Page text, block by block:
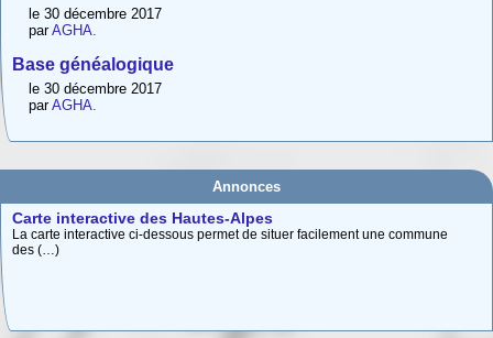
le 30 décembre 2017
parAGHA.
Base généalogique
le 30 décembre 2017
parAGHA.
Annonces
Adhésion 2026
Carte interactive des Hautes-Alpes
La carte interactive ci-dessous permet de situer facilement une commune
des (…)